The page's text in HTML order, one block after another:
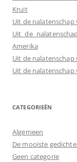
Kruit
Uit de nalatenschap
Uit de
Amerika
Uit de nalatenschap
Uit de nalatenschap
CATEGORIEËN
Algemeen
De mooiste
Geen categorie